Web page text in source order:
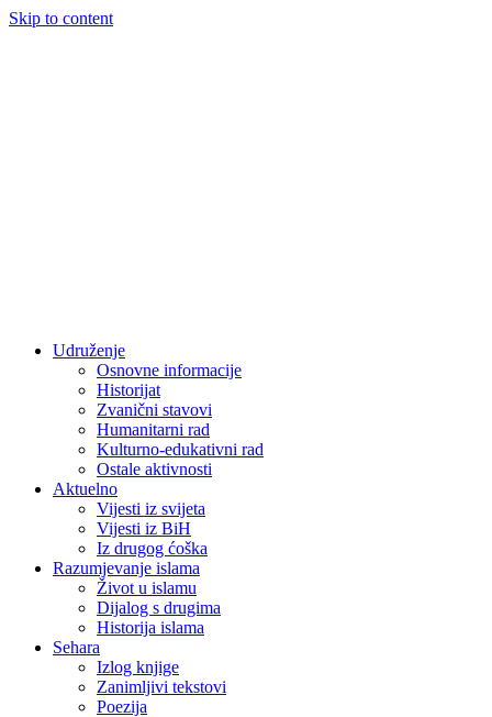
Skip to content
Udruženje
Osnovne informacije
Historijat
Zvanični stavovi
Humanitarni rad
Kulturno-edukativni rad
Ostale aktivnosti
Aktuelno
Vijesti iz svijeta
Vijesti iz BiH
Iz drugog ćoška
Razumjevanje islama
Život u islamu
Dijalog s drugima
Historija islama
Sehara
Izlog knjige
Zanimljivi tekstovi
Poezija